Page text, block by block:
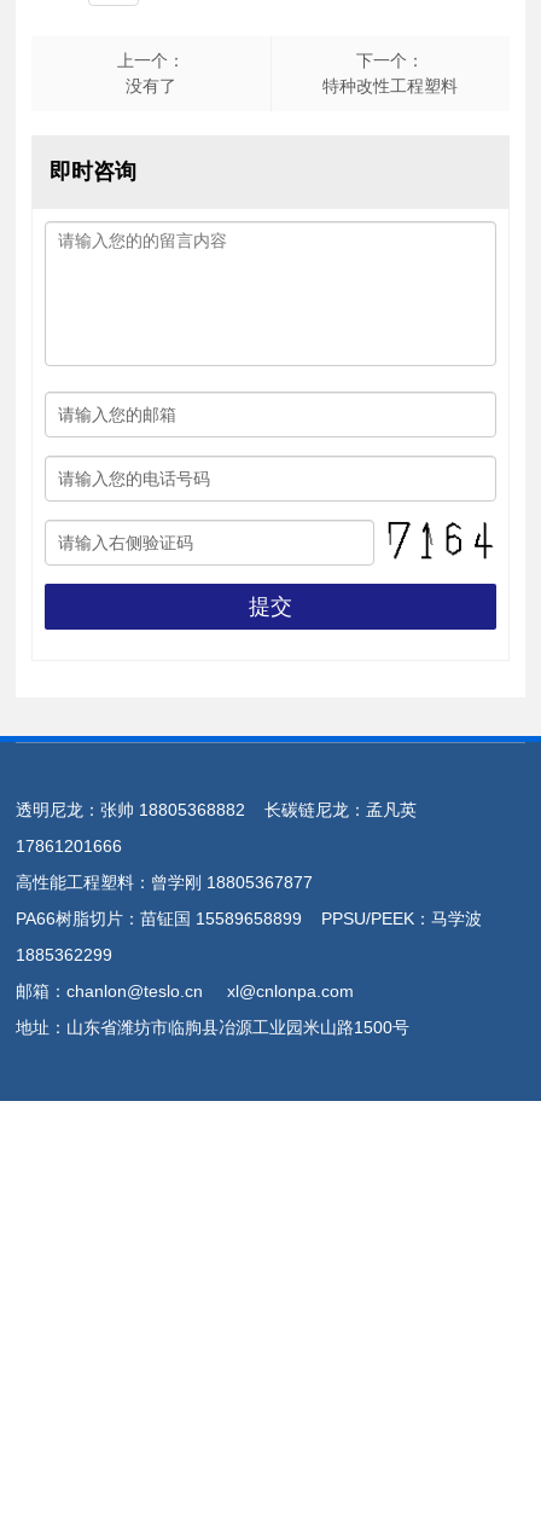
上一个：
没有了
下一个：
特种改性工程塑料
即时咨询
提交
透明尼龙：张帅 18805368882 长碳链尼龙：孟凡英
17861201666
高性能工程塑料：曾学刚 18805367877
PA66树脂切片：苗钲国 15589658899 PPSU/PEEK：马学波
1885362299
邮箱：chanlon@teslo.cn xl@cnlonpa.com
地址：山东省潍坊市临朐县冶源工业园米山路1500号